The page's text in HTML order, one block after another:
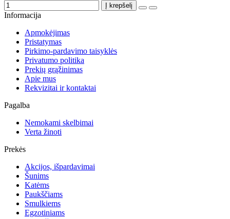
Į krepšelį
Informacija
Apmokėjimas
Pristatymas
Pirkimo-pardavimo taisyklės
Privatumo politika
Prekių grąžinimas
Apie mus
Rekvizitai ir kontaktai
Pagalba
Nemokami skelbimai
Verta žinoti
Prekės
Akcijos, išpardavimai
Šunims
Katėms
Paukščiams
Smulkiems
Egzotiniams